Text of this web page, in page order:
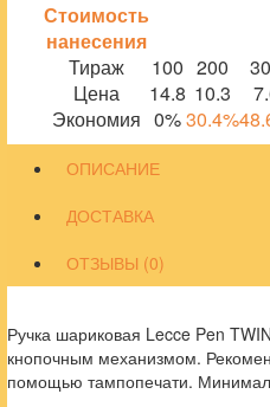
Стоимость
нанесения
Тираж
100 200
Цена
14.8 10.3
Экономия 0%30.4%
ОПИСАНИЕ
ДОСТАВКА
ОТЗЫВЫ (0)
Ручка шариковая Lecce Pen
кнопочным механизмом.
помощью тампопечати.